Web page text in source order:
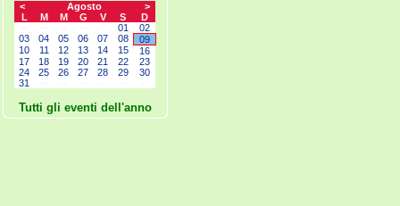
< Agosto
>
L
M M G V S
D
01
02
03
04 05 06 07 08
09
10
11 12 13 14 15
16
17
18 19 20 21 22
23
24
25 26 27 28 29
30
31
Tutti gli eventi dell'anno